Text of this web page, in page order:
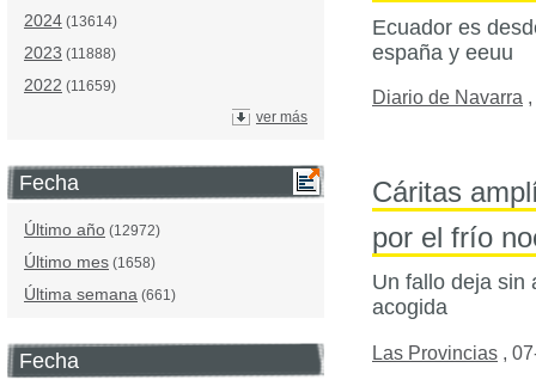
2024 (13614)
2023 (11888)
2022 (11659)
ver más
Fecha
Último año (12972)
Último mes (1658)
Última semana (661)
Fecha
Ecuador es
españa y eeuu
Diario de Navarra ,
Cáritas
por el frío
Un fallo deja sin
acogida
Las Provincias ,